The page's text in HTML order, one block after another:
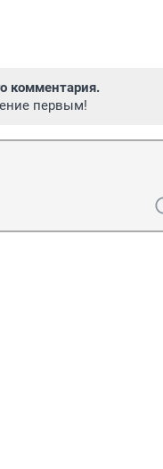
комментария.
первым!